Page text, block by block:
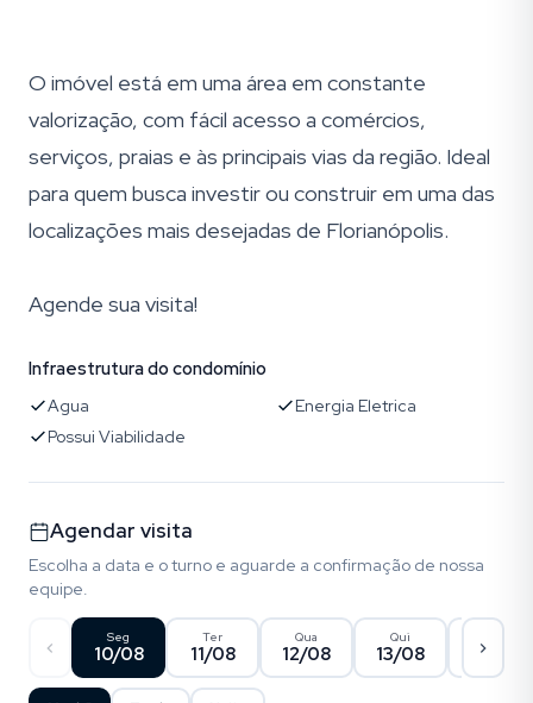
O imóvel está em uma área em constante
valorização, com fácil acesso a comércios,
serviços, praias e às principais vias da região. Ideal
para quem busca investir ou construir em uma das
localizações mais desejadas de Florianópolis.
Agende sua visita!
Infraestrutura do condomínio
Agua
Energia Eletrica
Possui Viabilidade
Agendar visita
Escolha a data e o turno e aguarde a confirmação de nossa
equipe.
Seg
10/08
Ter
11/08
Qua
12/08
Qui
13/08 14/08